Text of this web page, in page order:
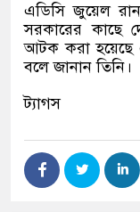
এডিসি জুয়েল
সরকারের কাছে
আটক করা হয়েছে
বলে জানান তিনি।
ট্যাগস